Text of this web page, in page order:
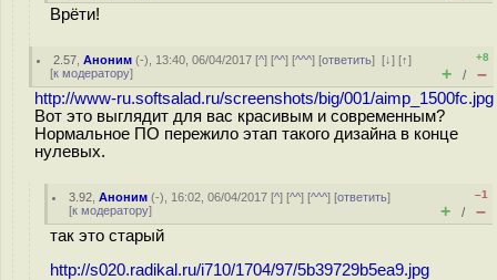
Врёти!
2.57 ,Аноним (-), 13:40, 06/04/2017 [^] [^^] [^^^] [ответить][↓] [↑]
[к модератору]
+8
+ / –
http://www-ru.softsalad.ru/screenshots/big/001/aimp_1500fc.jpg
Вот это выглядит для вас красивым и современным?
Нормальное ПО пережило этап такого дизайна в конце
нулевых.
3.92 ,Аноним (-), 16:02, 06/04/2017 [^] [^^] [^^^] [ответить]
[к модератору]
–1
+ / –
так это старый
http://s020.radikal.ru/i710/1704/97/5b39729b5ea9.jpg